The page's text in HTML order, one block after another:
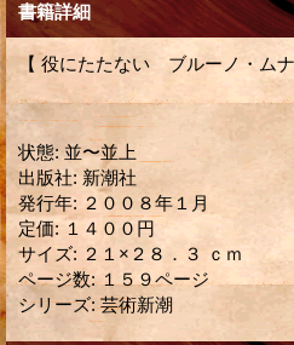
書籍詳細
【 役にたたない ブルーノ・ム
状態: 並〜並上
出版社: 新潮社
発行年: ２００８年１月
定価: １４００円
サイズ: ２１×２８．３ ｃｍ
ページ数: １５９ページ
シリーズ: 芸術新潮